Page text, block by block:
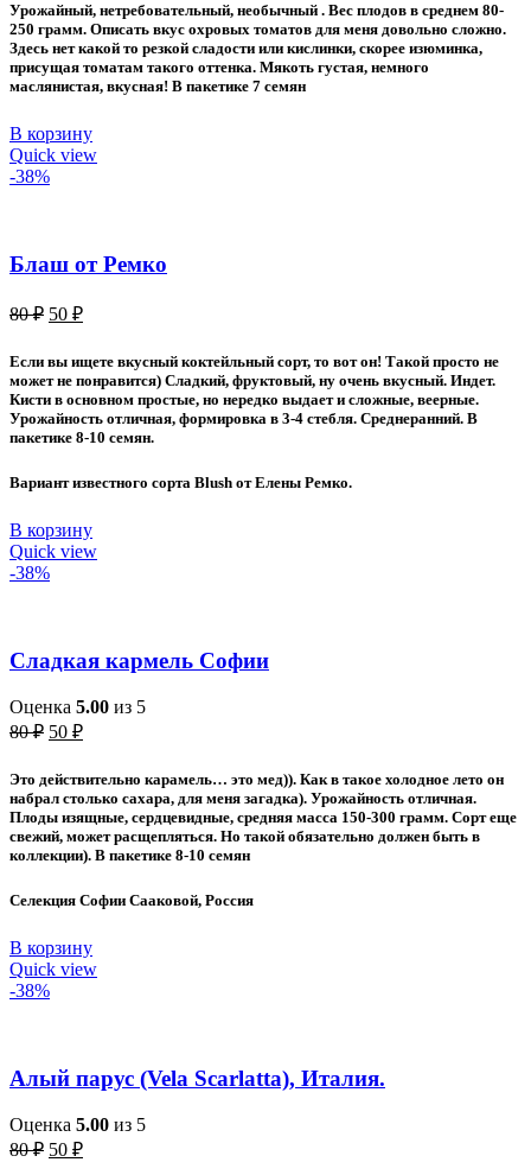
Урожайный, нетребовательный, необычный . Вес плодов в среднем 80-
250 грамм. Описать вкус охровых томатов для меня довольно сложно.
Здесь нет какой то резкой сладости или кислинки, скорее изюминка,
присущая томатам такого оттенка. Мякоть густая, немного
маслянистая, вкусная! В пакетике 7 семян
В корзину
Quick view
-38%
Блаш от Ремко
80₽ Первоначальная
80 ₽.
50 ₽Текущая
50 ₽.
Если вы ищете вкусный коктейльный сорт, то вот он! Такой просто не
может не понравится) Сладкий, фруктовый, ну очень вкусный. Индет.
Кисти в основном простые, но нередко выдает и сложные, веерные.
Урожайность отличная, формировка в 3-4 стебля. Среднеранний. В
пакетике 8-10 семян.
Вариант известного сорта Blush от Елены Ремко.
В корзину
Quick view
-38%
Сладкая кармель Софии
Оценка 5.00 из 5
80₽ Первоначальная
составляла
80 ₽.
50 ₽Текущая
50 ₽.
Это действительно карамель… это мед)). Как в такое холодное лето он
набрал столько сахара, для меня загадка). Урожайность отличная.
Плоды изящные, сердцевидные, средняя масса 150-300 грамм. Сорт еще
свежий, может расщепляться. Но такой обязательно должен быть в
коллекции). В пакетике 8-10 семян
Селекция Софии Сааковой, Россия
В корзину
Quick view
-38%
Алый парус (Vela Scarlatta), Италия.
Оценка 5.00 из 5
80₽ Первоначальная
50 ₽Текущая